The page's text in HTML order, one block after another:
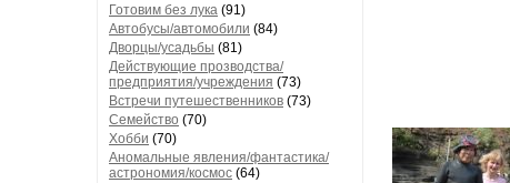
Готовим без лука (91)
Автобусы/автомобили (84)
Дворцы/усадьбы (81)
Действующие прозводства/
предприятия/учреждения (73)
Встречи путешественников (73)
Семейство (70)
Хобби (70)
Аномальные явления/фантастика/
астрономия/космос (64)